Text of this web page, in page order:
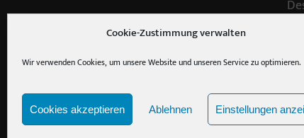
Cookie-Zustimmung verwalten
Wir verwenden Cookies, um unsere Website und unseren Service zu optimieren.
Cookies akzeptieren Ablehnen Einstellungen
©2020 lotex24 systems GmbH